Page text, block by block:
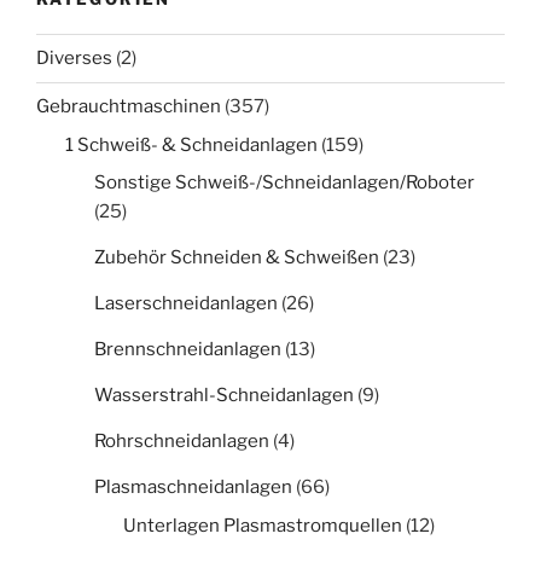
Diverses (2)
Gebrauchtmaschinen (357)
1 Schweiß- & Schneidanlagen (159)
Sonstige Schweiß-/Schneidanlagen/Roboter
(25)
Zubehör Schneiden & Schweißen (23)
Laserschneidanlagen (26)
Brennschneidanlagen (13)
Wasserstrahl-Schneidanlagen (9)
Rohrschneidanlagen (4)
Plasmaschneidanlagen (66)
Unterlagen Plasmastromquellen (12)